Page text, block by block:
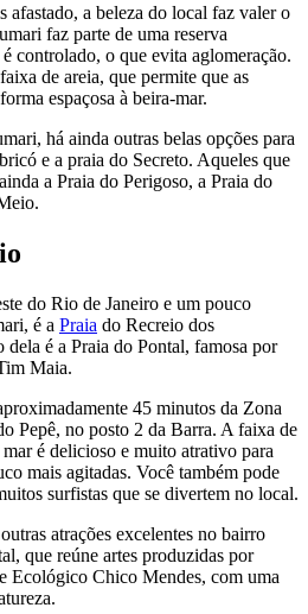
afastado, a beleza do local faz valer o
faz parte de uma reserva
controlado, o que evita aglomeração.
de areia, que permite que as
espaçosa à beira-mar.
há ainda outras belas opções para
e a praia do Secreto. Aqueles que
a Praia do Perigoso, a Praia do
do Rio de Janeiro e um pouco
é a Praia do Recreio dos
é a Praia do Pontal, famosa por
Maia.
45 minutos da Zona
Pepê, no posto 2 da Barra. A faixa de
é delicioso e muito atrativo para
mais agitadas. Você também pode
surfistas que se divertem no local.
atrações excelentes no bairro
que reúne artes produzidas por
Ecológico Chico Mendes, com uma